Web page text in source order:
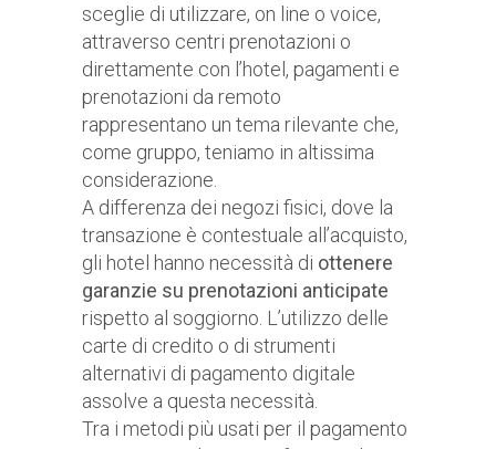
sceglie di utilizzare, on line o voice,
attraverso centri prenotazioni o
direttamente con l’hotel, pagamenti e
prenotazioni da remoto
rappresentano un tema rilevante che,
come gruppo, teniamo in altissima
considerazione.
A differenza dei negozi fisici, dove la
transazione è contestuale all’acquisto,
gli hotel hanno necessità di ottenere
garanzie su prenotazioni anticipate
rispetto al soggiorno. L’utilizzo delle
carte di credito o di strumenti
alternativi di pagamento digitale
assolve a questa necessità.
Tra i metodi più usati per il pagamento